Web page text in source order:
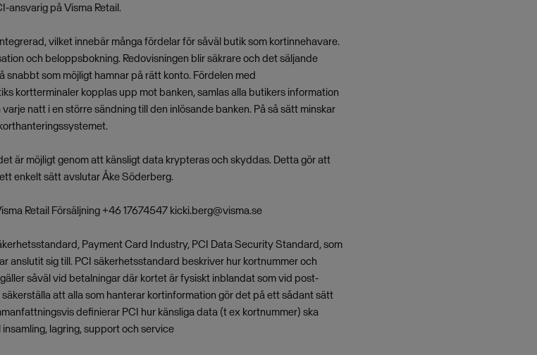
ansvarig på Visma Retail.
vilket innebär många fördelar för såväl butik som kortinnehavare.
och beloppsbokning. Redovisningen blir säkrare och det säljande
som möjligt hamnar på rätt konto. Fördelen med
kortterminaler kopplas upp mot banken, samlas alla butikers information
natt i en större sändning till den inlösande banken. På så sätt minskar
är möjligt genom att känsligt data krypteras och skyddas. Detta gör att
enkelt sätt avslutar Åke Söderberg.
Retail Försäljning +46 17674547 kicki.berg@visma.se
Payment Card Industry, PCI Data Security Standard, som
anslutit sig till. PCI säkerhetsstandard beskriver hur kortnummer och
såväl vid betalningar där kortet är fysiskt inblandat som vid post-
att alla som hanterar kortinformation gör det på ett sådant sätt
definierar PCI hur känsliga data (t ex kortnummer) ska
lagring, support och service